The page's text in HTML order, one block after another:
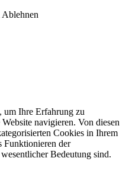
Ablehnen
um Ihre Erfahrung zu
navigieren. Von diesen
Cookies in Ihrem
Funktionieren der
Bedeutung sind.